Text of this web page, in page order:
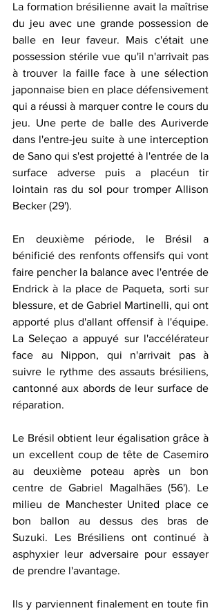
La formation brésilienne avait la maîtrise
du jeu avec une grande possession de
balle en leur faveur. Mais c'était une
possession stérile vue qu'il n'arrivait pas
à trouver la faille face à une sélection
japonnaise bien en place défensivement
qui a réussi à marquer contre le cours du
jeu. Une perte de balle des Auriverde
dans l'entre-jeu suite à une interception
de Sano qui s'est projetté à l'entrée de la
surface adverse puis a placéun tir
lointain ras du sol pour tromper Allison
Becker (29').
En deuxième période, le Brésil a
bénificié des renfonts offensifs qui vont
faire pencher la balance avec l'entrée de
Endrick à la place de Paqueta, sorti sur
blessure, et de Gabriel Martinelli, qui ont
apporté plus d'allant offensif à l'équipe.
La Seleçao a appuyé sur l'accélérateur
face au Nippon, qui n'arrivait pas à
suivre le rythme des assauts brésiliens,
cantonné aux abords de leur surface de
réparation.
Le Brésil obtient leur égalisation grâce à
un excellent coup de tête de Casemiro
au deuxième poteau après un bon
centre de Gabriel Magalhães (56'). Le
milieu de Manchester United place ce
bon ballon au dessus des bras de
Suzuki. Les Brésiliens ont continué à
asphyxier leur adversaire pour essayer
de prendre l'avantage.
Ils y parviennent finalement en toute fin